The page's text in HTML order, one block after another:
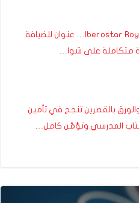
فندق Iberostar Royal El Mansour… عنوان للضيافة
متكاملة على شوا…
بالقصرين تنجح في تأمين